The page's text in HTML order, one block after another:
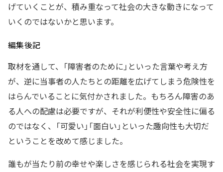
げていくことが、積み重なって社会の大きな動きになって
いくのではないかと思います。
編集後記
取材を通して、「障害者のために」といった言葉や考え方
が、逆に当事者の人たちとの距離を広げてしまう危険性を
はらんでいることに気付かされました。もちろん障害のあ
る人への配慮は必要ですが、それが利便性や安全性に偏る
のではなく、「可愛い」「面白い」といった趣向性も大切だ
ということを改めて感じました。
誰もが当たり前の幸せや楽しさを感じられる社会を実現す